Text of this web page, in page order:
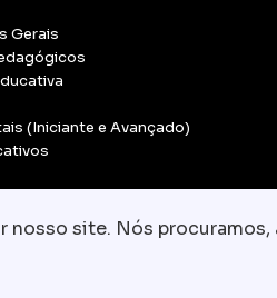
Gerais
(Iniciante e Avançado)
site. Nós